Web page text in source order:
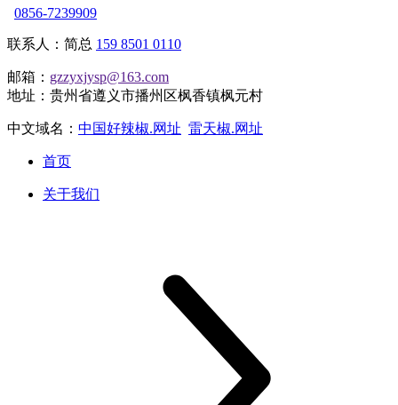
0856-7239909
联系人：简总 159 8501 0110
邮箱： gzzyxjysp@163.com
地址：贵州省遵义市播州区枫香镇枫元村
中文域名： 中国好辣椒.网址 雷天椒.网址
首页
关于我们